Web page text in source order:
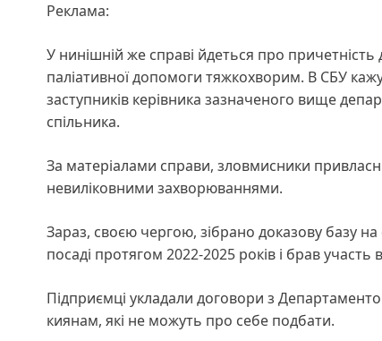
Реклама:
У нинішній же справі йдеться про
паліативної допомоги тяжкохворим. В СБУ
заступників керівника зазначеного вище
спільника.
За матеріалами справи, зловмисники
невиліковними захворюваннями.
Зараз, своєю чергою, зібрано доказову базу
посаді протягом 2022-2025 років і брав участь
Підприємці укладали договори з
киянам, які не можуть про себе подбати.